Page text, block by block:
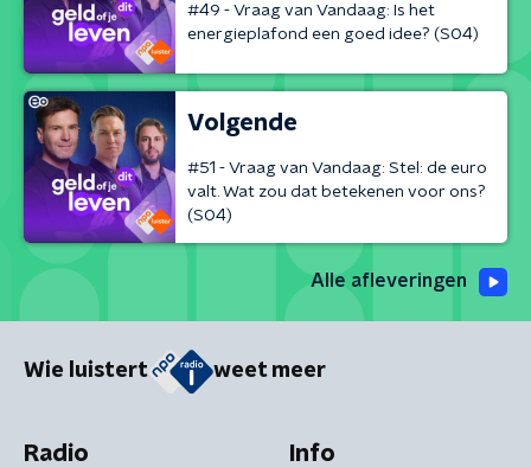
#49 - Vraag van Vandaag: Is het
energieplafond een goed idee? (S04)
Volgende
#51 - Vraag van Vandaag: Stel: de euro
valt. Wat zou dat betekenen voor ons?
(S04)
Alle afleveringen
Wie luistert weet meer
Radio Info